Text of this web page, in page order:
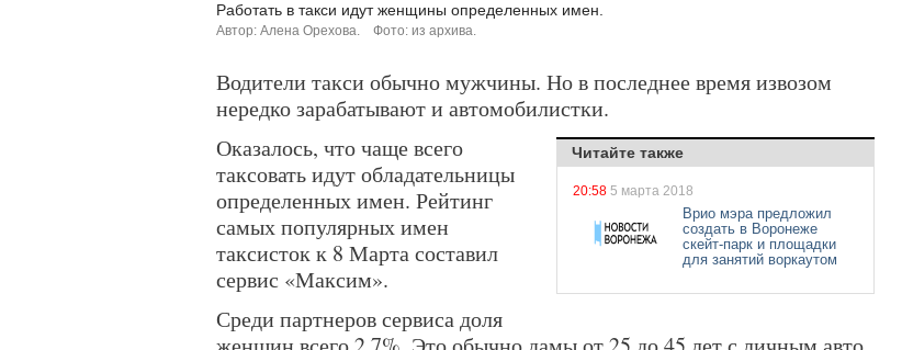
Работать в такси идут женщины определенных имен.
Автор: Алена Орехова. Фото: из архива.
Водители такси обычно мужчины. Но в последнее время извозом
нередко зарабатывают и автомобилистки.
Читайте также
20:58 5 марта 2018
Врио мэра предложил
создать в Воронеже
скейт-парк и площадки
для занятий воркаутом
Оказалось, что чаще всего
таксовать идут обладательницы
определенных имен. Рейтинг
самых популярных имен
таксисток к 8 Марта составил
сервис «Максим».
Среди партнеров сервиса доля